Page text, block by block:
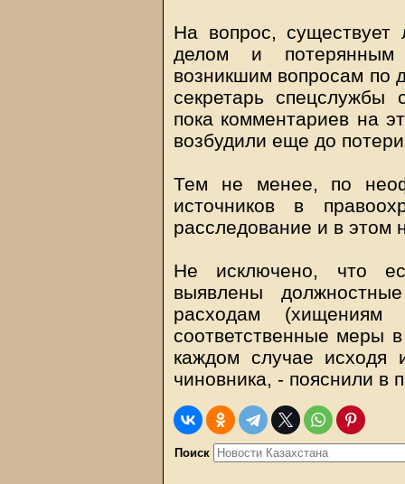
На вопрос,
делом и потерянным
возникшим вопросам по
секретарь спецслужбы
пока комментариев на
возбудили еще до
Тем не менее, по
источников в
расследование и в этом
Не исключено, что
выявлены
расходам
соответственные меры
каждом случае исходя
чиновника, - пояснили в
Поиск